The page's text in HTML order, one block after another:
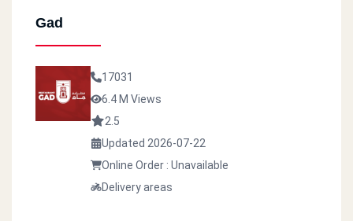
Gad
17031
6.4 M Views
2.5
Updated 2026-07-22
Online Order : Unavailable
Delivery areas